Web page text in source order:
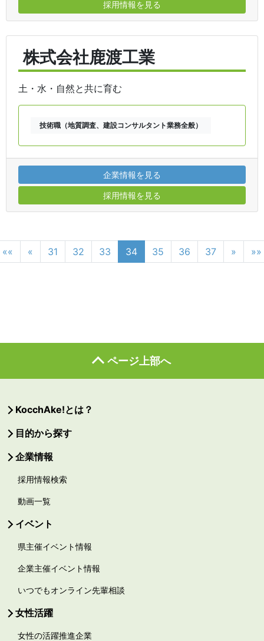
採用情報を見る
株式会社鹿渡工業
土・水・自然と共に育む
技術職（地質調査、建設コンサルタント業務全般）
企業情報を見る
採用情報を見る
«« « 31 32 33 34 35 36 37 » »»
ページ上部へ
KocchAke!とは？
目的から探す
企業情報
採用情報検索
動画一覧
イベント
県主催イベント情報
企業主催イベント情報
いつでもオンライン先輩相談
女性活躍
女性の活躍推進企業